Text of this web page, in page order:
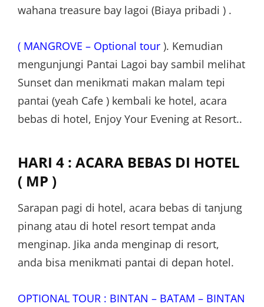
wahana treasure bay lagoi (Biaya pribadi ) .
( MANGROVE – Optional tour ). Kemudian
mengunjungi Pantai Lagoi bay sambil melihat
Sunset dan menikmati makan malam tepi
pantai (yeah Cafe ) kembali ke hotel, acara
bebas di hotel, Enjoy Your Evening at Resort..
HARI 4 : ACARA BEBAS DI HOTEL
( MP )
Sarapan pagi di hotel, acara bebas di tanjung
pinang atau di hotel resort tempat anda
menginap. Jika anda menginap di resort,
anda bisa menikmati pantai di depan hotel.
OPTIONAL TOUR : BINTAN – BATAM – BINTAN